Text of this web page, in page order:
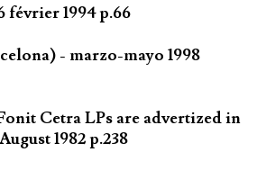
février 1994 p.66
- marzo-mayo 1998
Cetra LPs are advertized in
1982 p.238